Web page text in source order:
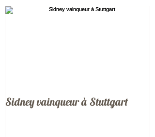
Sidney vainqueur à Stuttgart